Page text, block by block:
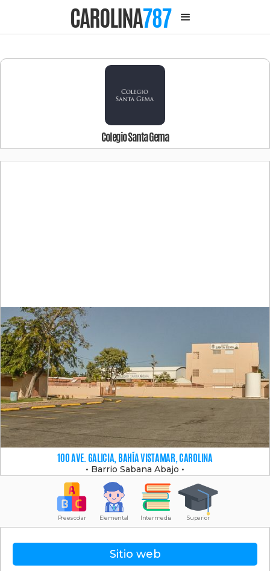
CAROLINA787
Colegio Santa Gema
100 AVE. GALICIA, BAHÍA VISTAMAR, CAROLINA
• Barrio Sabana Abajo •
Preescolar Elemental Intermedia Superior
Sitio web